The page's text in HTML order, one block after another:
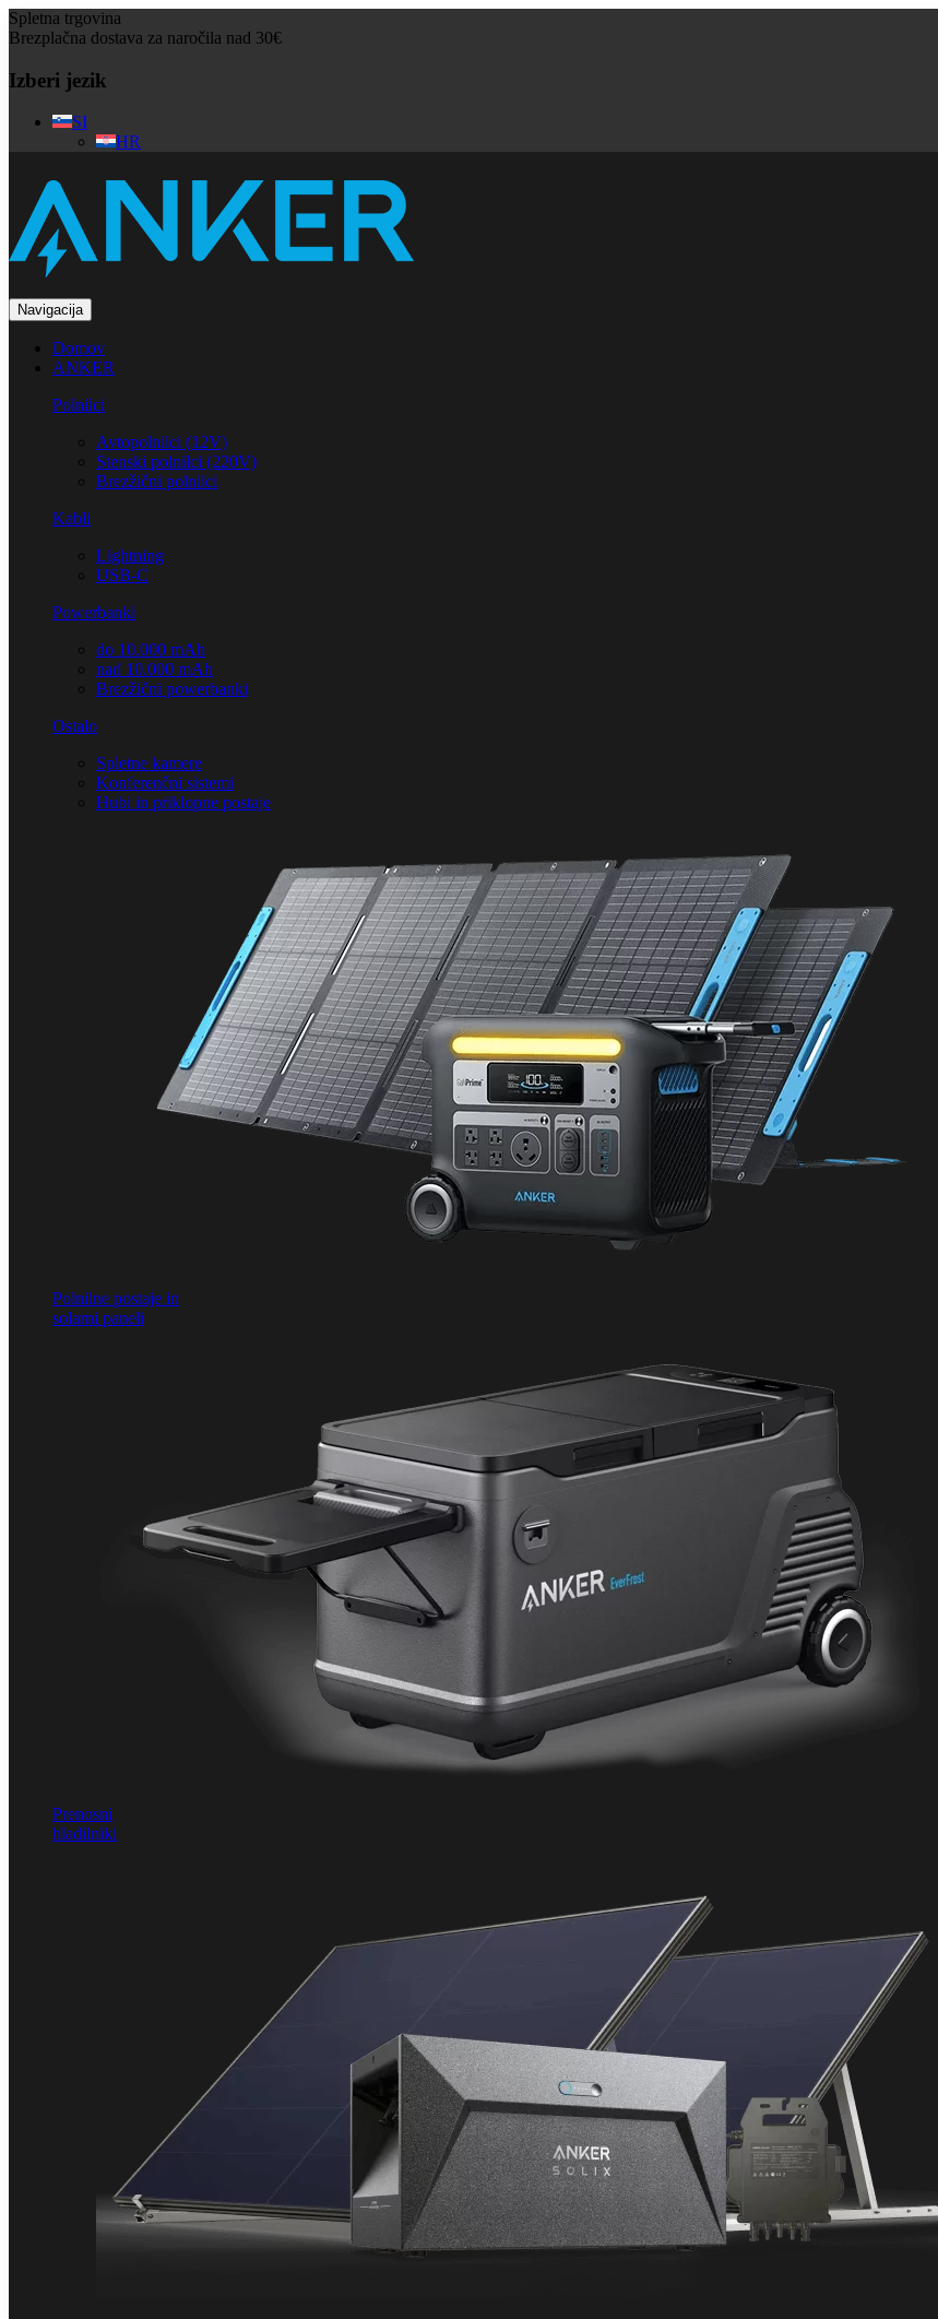
Spletna trgovina
Brezplačna dostava za naročila nad 30€
Izberi jezik
SI
HR
Navigacija
Domov
ANKER
Polnilci
Avtopolnilci (12V)
Stenski polnilci (220V)
Brezžični polnilci
Kabli
Lightning
USB-C
Powerbanki
do 10.000 mAh
nad 10.000 mAh
Brezžični powerbanki
Ostalo
Spletne kamere
Konferenčni sistemi
Hubi in priklopne postaje
Polnilne postaje in
solarni paneli
Prenosni
hladilniki